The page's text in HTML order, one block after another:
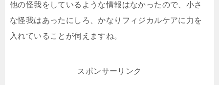
他の怪我をしているような情報はなかったので、小さ
な怪我はあったにしろ、かなりフィジカルケアに力を
入れていることが伺えますね。
スポンサーリンク